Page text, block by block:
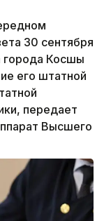
30 сентября
города Косшы
его штатной
передает
Высшего